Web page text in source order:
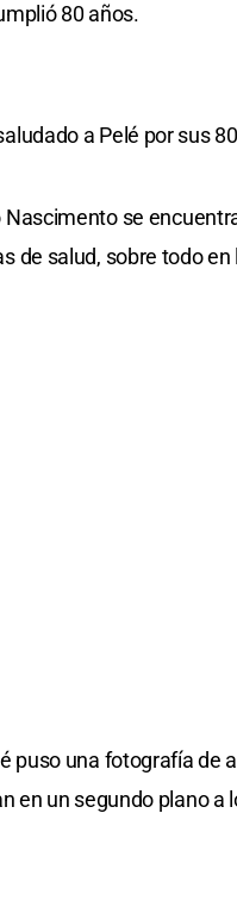
80 años.
a Pelé por sus
se
de salud, sobre todo en
puso una fotografía de
en un segundo plano